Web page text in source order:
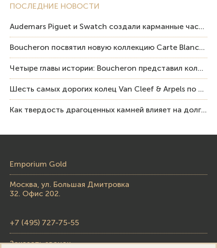
ПОСЛЕДНИЕ НОВОСТИ
Audemars Piguet и Swatch создали карманные часы в эстетике Royal Oak и Pop Art
Boucheron посвятил новую коллекцию Carte Blanche Human Being человеку и силе мастерства
Четыре главы истории: Boucheron представил коллекцию «Nom: Boucheron, Prénom: Frédéric»
Шесть самых дорогих колец Van Cleef & Arpels по итогам аукционов Sotheby’s
Как твердость драгоценных камней влияет на долговечность ювелирных изделий
Emporium Gold
Москва, ул. Большая Дмитровка
32. Офис 202.
+7 (495) 727-75-55
Заказать звонок